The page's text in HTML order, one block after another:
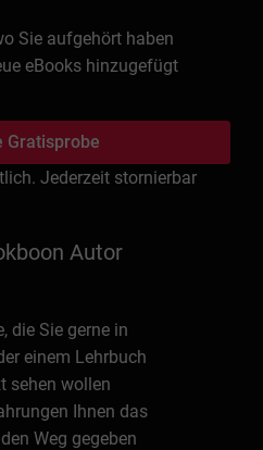
Sie aufgehört haben
eBooks hinzugefügt
Gratisprobe
Jederzeit stornierbar
Autor
die Sie gerne in
einem Lehrbuch
sehen wollen
Ihnen das
Weg gegeben